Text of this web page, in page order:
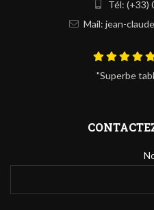
Tél: (+33)
Mail: jean-
"Superbe